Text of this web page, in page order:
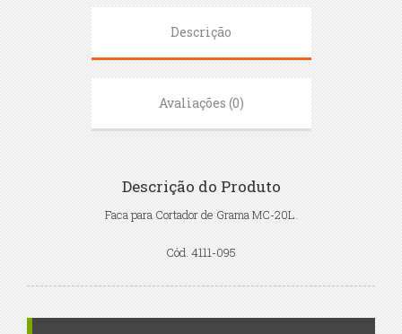
Descrição
Avaliações (0)
Descrição do Produto
Faca para Cortador de Grama MC-20L.
Cód. 4111-095